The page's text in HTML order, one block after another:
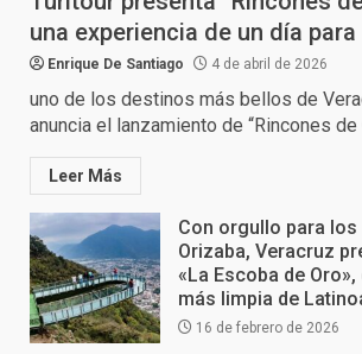
una experiencia de un día
Enrique De Santiago 4 de abril de 2026
uno de los destinos más bellos de
anuncia el lanzamiento de “Rincones de
Leer Más
Con orgullo para
Orizaba, Veracruz
«La Escoba de
más limpia de
16 de febrero de 2026